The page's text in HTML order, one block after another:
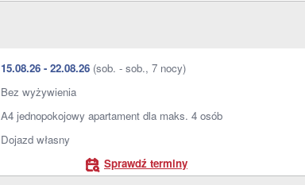
15.08.26 - 22.08.26 (sob. - sob., 7 nocy)
Bez wyżywienia
A4 jednopokojowy apartament dla maks. 4 osób
Dojazd własny
Sprawdź terminy